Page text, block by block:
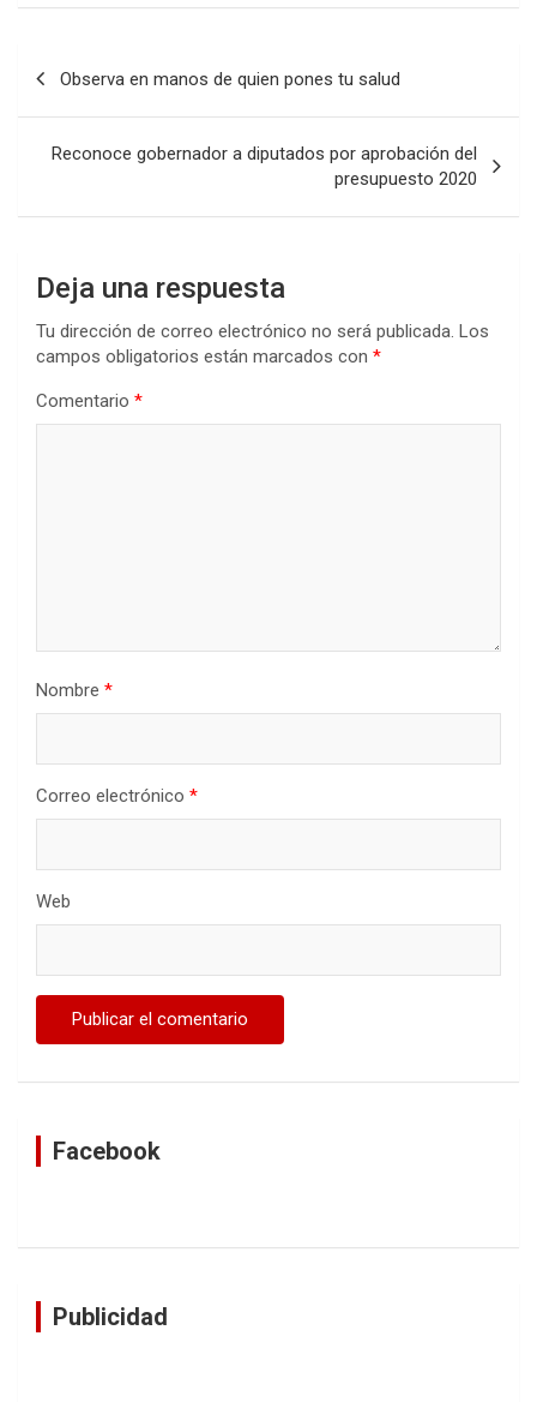
Observa en manos de quien pones tu salud
Reconoce gobernador a diputados por aprobación del
presupuesto 2020
Deja una respuesta
Tu dirección de correo electrónico no será publicada. Los
campos obligatorios están marcados con *
Comentario *
Nombre *
Correo electrónico *
Web
Facebook
Publicidad